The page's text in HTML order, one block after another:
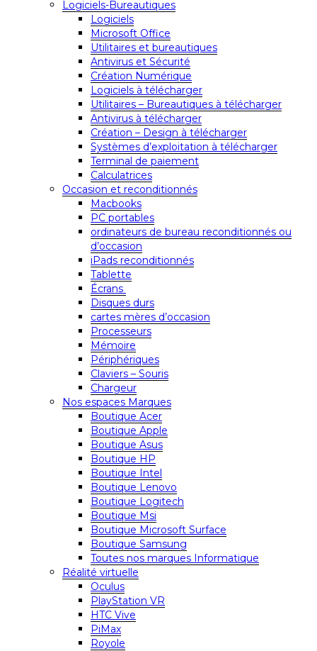
Logiciels-Bureautiques
Logiciels
Microsoft Office
Utilitaires et bureautiques
Antivirus et Sécurité
Création Numérique
Logiciels à télécharger
Utilitaires – Bureautiques à télécharger
Antivirus à télécharger
Création – Design à télécharger
Systèmes d’exploitation à télécharger
Terminal de paiement
Calculatrices
Occasion et reconditionnés
Macbooks
PC portables
ordinateurs de bureau reconditionnés ou
d’occasion
iPads reconditionnés
Tablette
Écrans
Disques durs
cartes mères d’occasion
Processeurs
Mémoire
Périphériques
Claviers – Souris
Chargeur
Nos espaces Marques
Boutique Acer
Boutique Apple
Boutique Asus
Boutique HP
Boutique Intel
Boutique Lenovo
Boutique Logitech
Boutique Msi
Boutique Microsoft Surface
Boutique Samsung
Toutes nos marques Informatique
Réalité virtuelle
Oculus
PlayStation VR
HTC Vive
PiMax
Royole